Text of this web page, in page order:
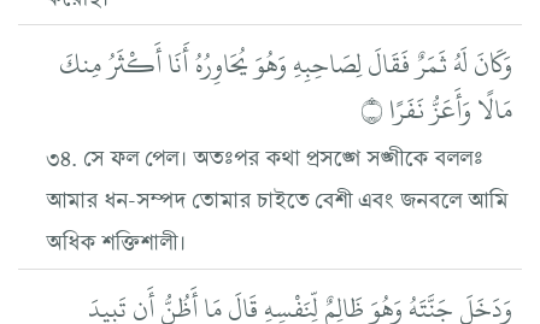
وَكَانَ لَهُ ثَمَرٌ فَقَالَ لِصَاحِبِهِ وَهُوَ يُحَاوِرُهُ أَنَا أَكْثَرُ مِنكَ
مَالًا وَأَعَزُّ نَفَرًا ۝
৩৪. সে ফল পেল। অতঃপর কথা প্রসঙ্গে সঙ্গীকে বললঃ
আমার ধন-সম্পদ তোমার চাইতে বেশী এবং জনবলে আমি
অধিক শক্তিশালী।
وَدَخَلَ جَنَّتَهُ وَهُوَ ظَالِمٌ لِّنَفْسِهِ قَالَ مَا أَظُنُّ أَن تَبِيدَ